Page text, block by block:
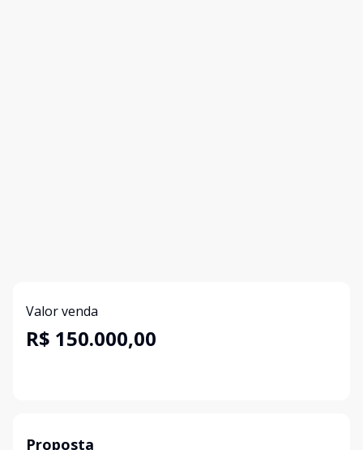
Valor venda
R$ 150.000,00
Proposta